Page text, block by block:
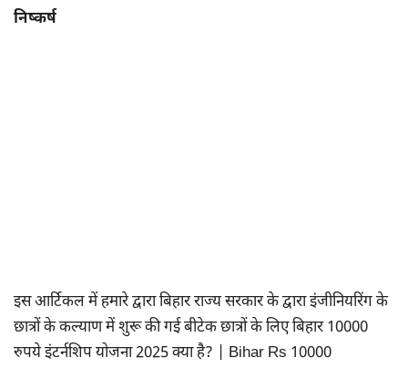
निष्कर्ष
इस आर्टिकल में हमारे द्वारा बिहार राज्य सरकार के द्वारा इंजीनियरिंग के
छात्रों के कल्याण में शुरू की गई बीटेक छात्रों के लिए बिहार 10000
रुपये इंटर्नशिप योजना 2025 क्या है? | Bihar Rs 10000